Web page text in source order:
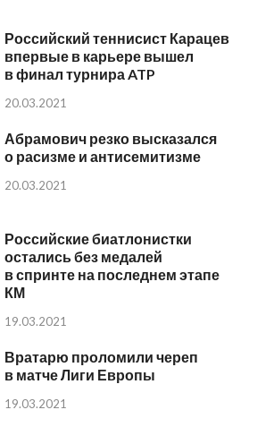
Российский теннисист Карацев
впервые в карьере вышел
в финал турнира ATP
20.03.2021
Абрамович резко высказался
о расизме и антисемитизме
20.03.2021
Российские биатлонистки
остались без медалей
в спринте на последнем этапе
КМ
19.03.2021
Вратарю проломили череп
в матче Лиги Европы
19.03.2021